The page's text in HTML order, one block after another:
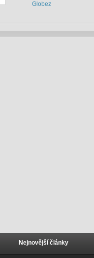
Globez
Nejnovější články